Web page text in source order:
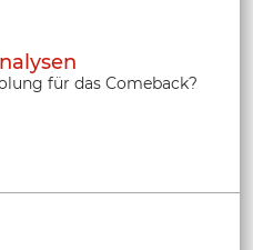
für das Comeback?